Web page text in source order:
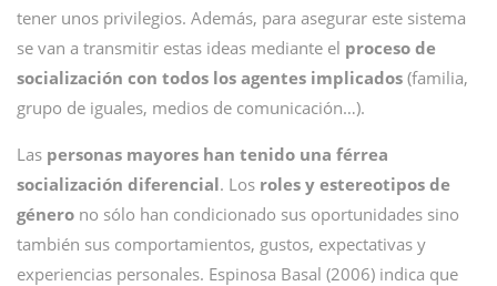
tener unos privilegios. Además, para asegurar este sistema
se van a transmitir estas ideas mediante el proceso de
socialización con todos los agentes implicados (familia,
grupo de iguales, medios de comunicación…).
Las personas mayores han tenido una férrea
socialización diferencial. Los roles y estereotipos de
género no sólo han condicionado sus oportunidades sino
también sus comportamientos, gustos, expectativas y
experiencias personales. Espinosa Basal (2006) indica que